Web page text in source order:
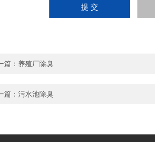
篇： 养殖厂除臭
篇： 污水池除臭